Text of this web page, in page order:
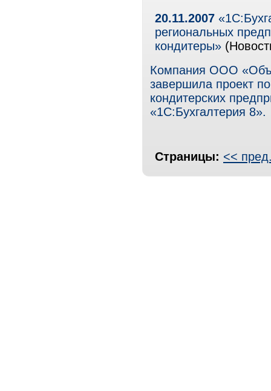
20.11.2007
региональных
кондитеры»
Компания ООО
завершила проект
кондитерских
«1С:Бухгалтерия 8».
Страницы: <<